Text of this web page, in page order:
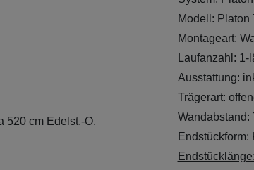
Modell: Platon
Montageart:
Laufanzahl: 1-
Ausstattung:
Trägerart:
Wandabstand:
Endstückform:
Endstücklänge: